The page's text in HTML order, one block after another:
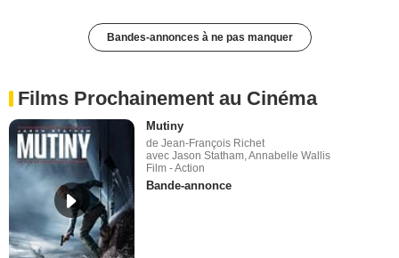
Bandes-annonces à ne pas manquer
Films Prochainement au Cinéma
Mutiny
de Jean-François Richet
avec Jason Statham, Annabelle Wallis
Film - Action
Bande-annonce